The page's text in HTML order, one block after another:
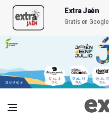
Extra Jaén
Gratis en